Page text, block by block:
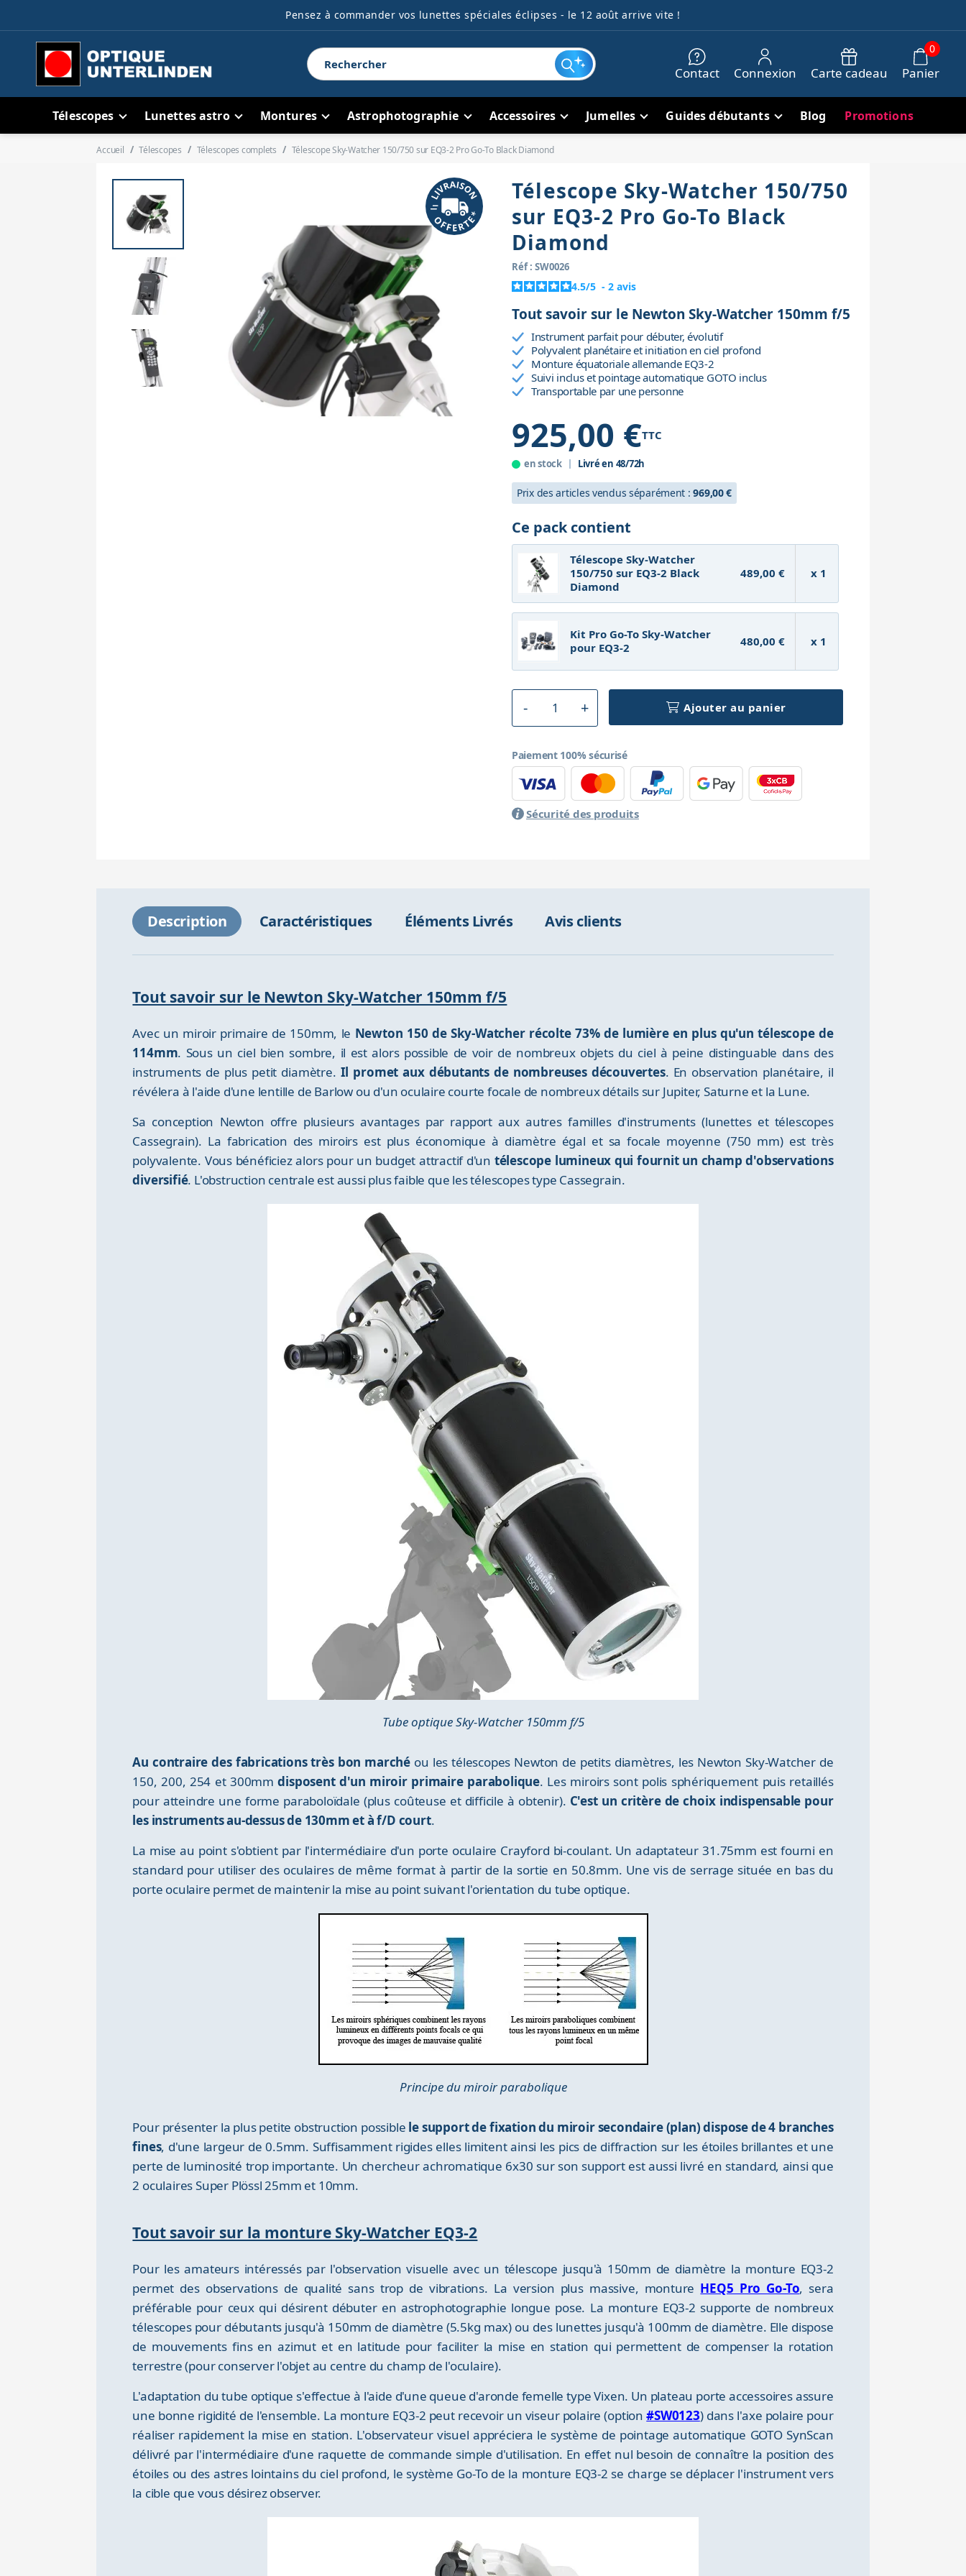
Pensez à commander vos lunettes spéciales éclipses - le 12 août arrive vite !
Contact Connexion Carte cadeau Panier
0
Télescopes Lunettes astro Montures Astrophotographie Accessoires Jumelles Guides débutants Blog Promotions
Accueil Télescopes Télescopes complets Télescope Sky-Watcher 150/750 sur EQ3-2 Pro Go-To Black Diamond
Télescope Sky-Watcher 150/750
sur EQ3-2 Pro Go-To Black
Diamond
Réf : SW0026
4.5/5 - 2 avis
Tout savoir sur le Newton Sky-Watcher 150mm f/5
Instrument parfait pour débuter, évolutif
Polyvalent planétaire et initiation en ciel profond
Monture équatoriale allemande EQ3-2
Suivi inclus et pointage automatique GOTO inclus
Transportable par une personne
925,00 €TTC
en stock Livré en 48/72h
Prix des articles vendus séparément :969,00 €
Ce pack contient
Télescope Sky-Watcher
150/750 sur EQ3-2 Black
Diamond
489,00 € x 1
Kit Pro Go-To Sky-Watcher
pour EQ3-2
480,00 € x 1
Ajouter au panier
Paiement 100% sécurisé
Sécurité des produits
Description Caractéristiques Éléments Livrés Avis clients
Tout savoir sur le Newton Sky-Watcher 150mm f/5
Avec un miroir primaire de 150mm, le Newton 150 de Sky-Watcher récolte 73% de lumière en plus qu'un télescope de
114mm. Sous un ciel bien sombre, il est alors possible de voir de nombreux objets du ciel à peine distinguable dans des
instruments de plus petit diamètre. Il promet aux débutants de nombreuses découvertes. En observation planétaire, il
révélera à l'aide d'une lentille de Barlow ou d'un oculaire courte focale de nombreux détails sur Jupiter, Saturne et la Lune.
Sa conception Newton offre plusieurs avantages par rapport aux autres familles d'instruments (lunettes et télescopes
Cassegrain). La fabrication des miroirs est plus économique à diamètre égal et sa focale moyenne (750 mm) est très
polyvalente. Vous bénéficiez alors pour un budget attractif d'un télescope lumineux qui fournit un champ d'observations
diversifié. L'obstruction centrale est aussi plus faible que les télescopes type Cassegrain.
Tube optique Sky-Watcher 150mm f/5
Au contraire des fabrications très bon marché ou les télescopes Newton de petits diamètres, les Newton Sky-Watcher de
150, 200, 254 et 300mmdisposent d'un miroir primaire parabolique. Les miroirs sont polis sphériquement puis retaillés
pour atteindre une forme paraboloïdale (plus coûteuse et difficile à obtenir). C'est un critère de choix indispensable pour
les instruments au-dessus de 130mm et à f/D court.
La mise au point s'obtient par l'intermédiaire d'un porte oculaire Crayford bi-coulant. Un adaptateur 31.75mm est fourni en
standard pour utiliser des oculaires de même format à partir de la sortie en 50.8mm. Une vis de serrage située en bas du
porte oculaire permet de maintenir la mise au point suivant l'orientation du tube optique.
Principe du miroir parabolique
Pour présenter la plus petite obstruction possible le support de fixation du miroir secondaire (plan) dispose de 4 branches
fines, d'une largeur de 0.5mm. Suffisamment rigides elles limitent ainsi les pics de diffraction sur les étoiles brillantes et une
perte de luminosité trop importante. Un chercheur achromatique 6x30 sur son support est aussi livré en standard, ainsi que
2 oculaires Super Plössl 25mm et 10mm.
Tout savoir sur la monture Sky-Watcher EQ3-2
Pour les amateurs intéressés par l'observation visuelle avec un télescope jusqu'à 150mm de diamètre la monture EQ3-2
permet des observations de qualité sans trop de vibrations. La version plus massive, monture HEQ5 Pro Go-To, sera
préférable pour ceux qui désirent débuter en astrophotographie longue pose. La monture EQ3-2 supporte de nombreux
télescopes pour débutants jusqu'à 150mm de diamètre (5.5kg max) ou des lunettes jusqu'à 100mm de diamètre. Elle dispose
de mouvements fins en azimut et en latitude pour faciliter la mise en station qui permettent de compenser la rotation
terrestre (pour conserver l'objet au centre du champ de l'oculaire).
L'adaptation du tube optique s'effectue à l'aide d'une queue d'aronde femelle type Vixen. Un plateau porte accessoires assure
une bonne rigidité de l'ensemble. La monture EQ3-2 peut recevoir un viseur polaire (option#SW0123) dans l'axe polaire pour
réaliser rapidement la mise en station. L'observateur visuel appréciera le système de pointage automatique GOTO SynScan
délivré par l'intermédiaire d'une raquette de commande simple d'utilisation. En effet nul besoin de connaître la position des
étoiles ou des astres lointains du ciel profond, le système Go-To de la monture EQ3-2 se charge se déplacer l'instrument vers
la cible que vous désirez observer.